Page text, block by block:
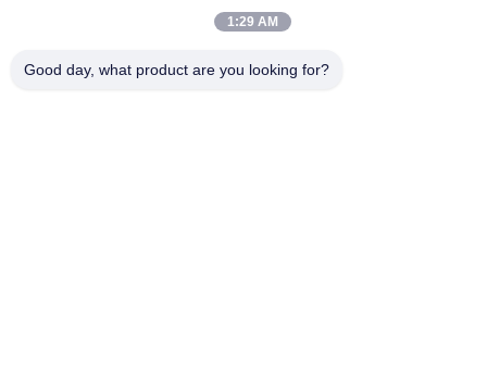
Cina Kualitas Baik DPF katalis Pemasok. Hak cipta © 2021-2026
cipta.
1:29 AM
Good day, what product are you looking for?